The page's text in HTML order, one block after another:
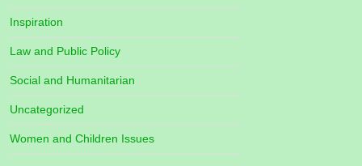
Inspiration
Law and Public Policy
Social and Humanitarian
Uncategorized
Women and Children Issues